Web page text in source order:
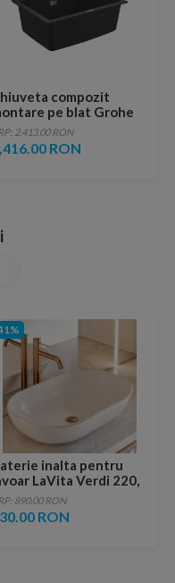
compozit
pe blat Grohe
61x46 cm negru
2,413.00 RON
RON
inalta pentru
LaVita Verdi 220,
ventil, brushed
890.00 RON
RON